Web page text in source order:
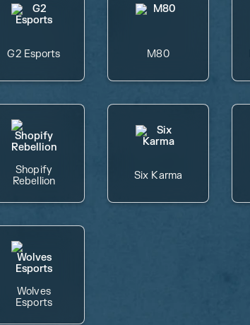
G2 Esports M80
Shopify
Rebellion
Six Karma
Wolves
Esports